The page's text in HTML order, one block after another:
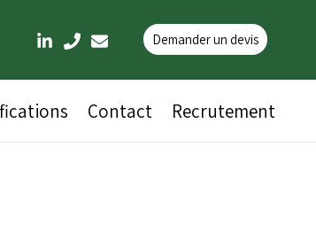
Demander un devis
Contact Recrutement